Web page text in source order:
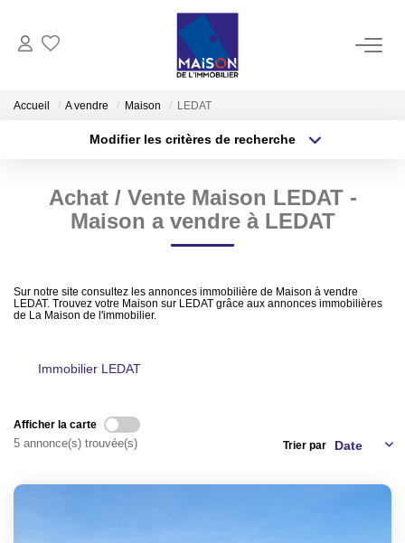
LOCATION
GESTION
Estimer Vendre
Accueil A vendre Maison LEDAT
Modifier les critères de recherche
Sélectionnez...
Type de bien
Surface min
Créer une alerte
Achat / Vente Maison LEDAT -
Maison a vendre à LEDAT
Sur notre site consultez les annonces immobilière de Maison à vendre
LEDAT. Trouvez votre Maison sur LEDAT grâce aux annonces immobilières
de La Maison de l'immobilier.
Immobilier LEDAT
Afficher la carte
5 annonce(s) trouvée(s) Trier par